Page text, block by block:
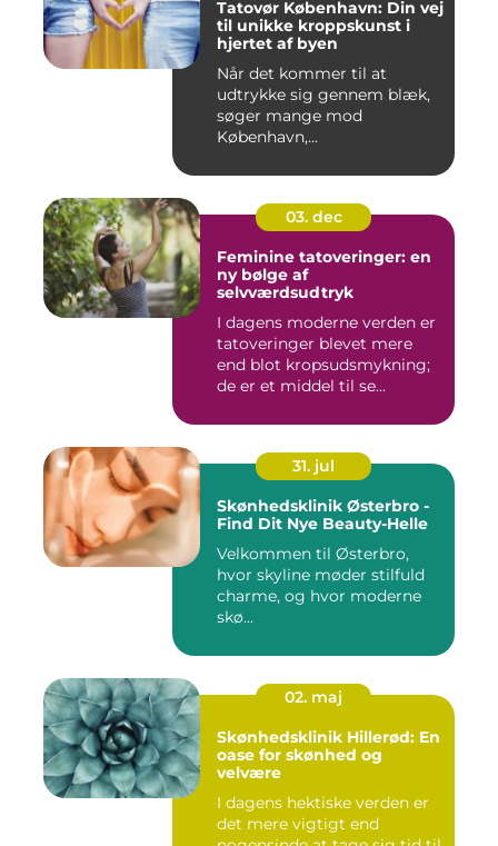
Tatovør København: Din vej
til unikke kroppskunst i
hjertet af byen
Når det kommer til at
udtrykke sig gennem blæk,
søger mange mod
København,...
03. dec
Feminine tatoveringer: en
ny bølge af
selvværdsudtryk
I dagens moderne verden er
tatoveringer blevet mere
end blot kropsudsmykning;
de er et middel til se...
31. jul
Skønhedsklinik Østerbro -
Find Dit Nye Beauty-Helle
Velkommen til Østerbro,
hvor skyline møder stilfuld
charme, og hvor moderne
skø...
02. maj
Skønhedsklinik Hillerød: En
oase for skønhed og
velvære
I dagens hektiske verden er
det mere vigtigt end